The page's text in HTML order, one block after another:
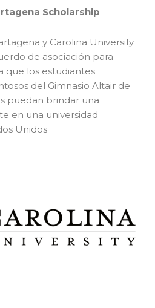
Scholarship
y Carolina University
de asociación para
que los estudiantes
del Gimnasio Altair de
puedan brindar una
en una universidad
Unidos